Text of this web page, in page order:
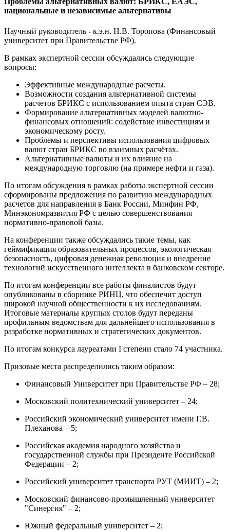
национальные и независимые альтернативы
Научный руководитель - к.э.н. Н.В. Торопова (Финансовый
университет при Правительстве РФ).
В рамках экспертной сессии обсуждались следующие
вопросы:
Эффективные международные расчеты.
Возможности создания альтернативной системы
расчетов БРИКС с использованием опыта стран СЭВ.
Формирование альтернативных моделей валютно-
финансовых отношений: содействие инвестициям и
экономическому росту.
Проблемы и перспективы использования цифровых
валют стран БРИКС во взаимных расчётах.
Альтернативные валюты и их влияние на
международную торговлю (на примере нефти и газа).
По итогам обсуждения в рамках работы экспертной сессии
сформированы предложения по развитию международных
расчетов для направления в Банк России, Минфин РФ,
Минэкономразвития РФ с целью совершенствования
нормативно-правовой базы.
На конференции также обсуждались такие темы, как
геймификация образовательных процессов, экологическая
безопасность, цифровая денежная революция и внедрение
технологий искусственного интеллекта в банковском секторе.
По итогам конференции все работы финалистов будут
опубликованы в сборнике РИНЦ, что обеспечит доступ
широкой научной общественности к их исследованиям.
Итоговые материалы круглых столов будут переданы
профильным ведомствам для дальнейшего использования в
разработке нормативных и стратегических документов.
По итогам конкурса лауреатами I степени стало 74 участника.
Призовые места распределились таким образом:
Финансовый Университет при Правительстве РФ – 28;
Московский политехнический университет – 24;
Российский экономический университет имени Г.В.
Плеханова – 5;
Российская академия народного хозяйства и
государственной службы при Президенте Российской
Федерации – 2;
Российский университет транспорта РУТ (МИИТ) – 2;
Московский финансово-промышленный университет
"Синергия" – 2;
Южный федеральный университет – 2;